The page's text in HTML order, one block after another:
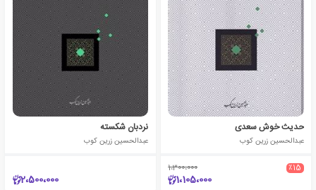
حدیث خوش سعدی
عبدالحسین زرین کوب
٪15 1،300،000
1،105،000
نردبان شکسته
عبدالحسین زرین کوب
2،500،000